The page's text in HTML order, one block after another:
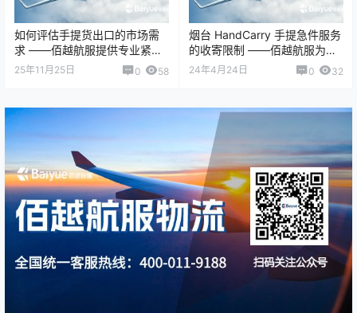
如何评估手提货出口的市场需
求 ——佰越航服提供专业紧急
物流市场分析方法 手提货出口
25年11月25日 0 58
烟台 HandCarry 手提急件服务
的收寄限制 ——佰越航服为客
户提供安全、快速的紧急运输
24年4月24日 0 32